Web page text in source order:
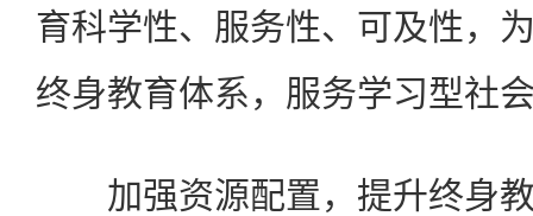
育科学性、服务性、可及性，
终身教育体系，服务学习型社
加强资源配置，提升终身教